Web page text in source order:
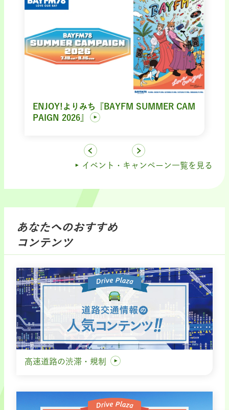
ENJOY!よりみち『BAYFM SUMMER CAM
PAIGN 2026』
イベント・キャンペーン一覧を見る
あなたへのおすすめ
コンテンツ
高速道路の渋滞・規制